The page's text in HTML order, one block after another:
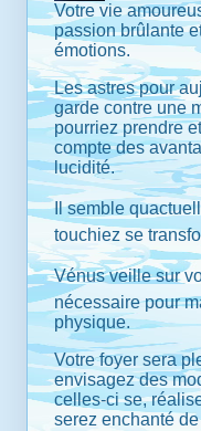
Votre vie
passion brûlante
émotions.
Les astres pour
garde contre une
pourriez prendre
compte des
lucidité.
Il semble
touchiez se
Vénus veille sur
nécessaire pour
physique.
Votre foyer sera
envisagez des
celles-ci se,
serez enchanté